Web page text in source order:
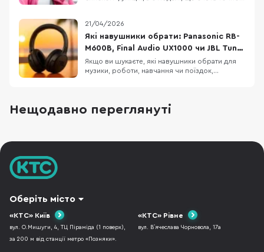
характер і батарея, про яку не доводиться
думати щодня. JBL Tune 530BT належать саме
до другої категорії. Це бездротові накладні
21/04/2026
Які навушники обрати: Panasonic RB-
M600B, Final Audio UX1000 чи JBL Tune
770NC
Якщо ви шукаєте, які навушники обрати для
музики, роботи, навчання чи поїздок,
з наголів’ям, орієнтовані на щоденне
використання, музику, дзвінки, транспорт і
Нещодавно переглянуті
Оберіть місто
«КТС» Київ
вул. О.Мишуги, 4, ТЦ Піраміда (1 поверх),
за 200 м від станції метро «Позняки».
«КТС» Рівне
вул. В`ячеслава Чорновола, 17а